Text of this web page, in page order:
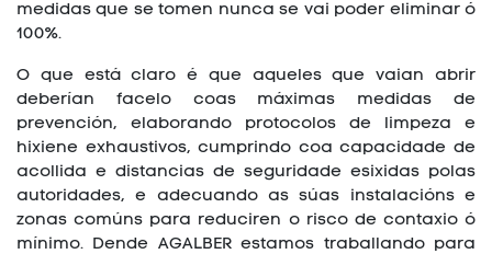
medidas que se tomen nunca se vai poder eliminar ó
100%.
O que está claro é que aqueles que vaian abrir
deberían facelo coas máximas medidas de
prevención, elaborando protocolos de limpeza e
hixiene exhaustivos, cumprindo coa capacidade de
acollida e distancias de seguridade esixidas polas
autoridades, e adecuando as súas instalacións e
zonas comúns para reduciren o risco de contaxio ó
mínimo. Dende AGALBER estamos traballando para